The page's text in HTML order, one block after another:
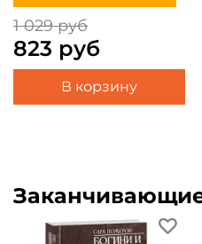
1 029 руб
823 руб
В корзину